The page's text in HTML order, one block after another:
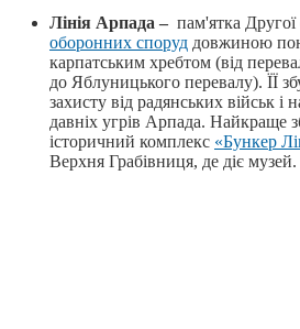
Лінія Арпада – пам'ятка Другої
оборонних споруд довжиною
карпатським хребтом (від
до Яблуницького перевалу). ЇЇ
захисту від радянських військ і
давніх угрів Арпада. Найкраще
історичний комплекс «Бункер
Верхня Грабівниця, де діє музей.